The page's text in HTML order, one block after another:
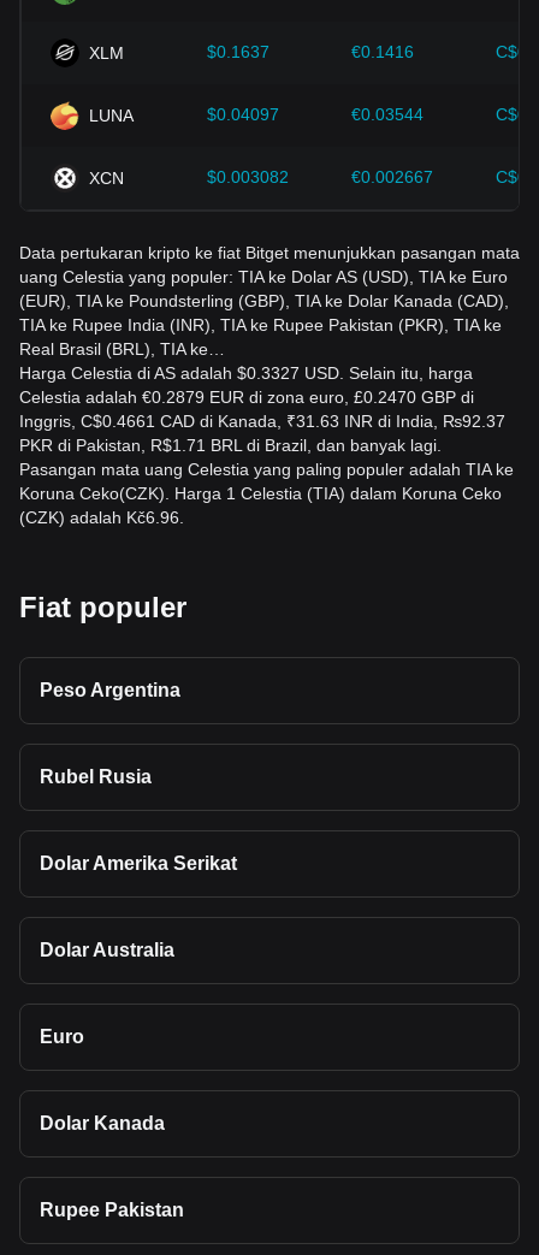
XLM $0.1637 €0.1416
LUNA $0.04097 €0.03544
XCN $0.003082 €0.002667
Data pertukaran kripto ke fiat Bitget menunjukkan pasangan mata
uang Celestia yang populer: TIA ke Dolar AS (USD), TIA ke Euro
(EUR), TIA ke Poundsterling (GBP), TIA ke Dolar Kanada (CAD),
TIA ke Rupee India (INR), TIA ke Rupee Pakistan (PKR), TIA ke
Real Brasil (BRL), TIA ke…
Harga Celestia di AS adalah $0.3327 USD. Selain itu, harga
Celestia adalah €0.2879 EUR di zona euro, £0.2470 GBP di
Inggris, C$0.4661 CAD di Kanada, ₹31.63 INR di India, ₨92.37
PKR di Pakistan, R$1.71 BRL di Brazil, dan banyak lagi.
Pasangan mata uang Celestia yang paling populer adalah TIA ke
Koruna Ceko(CZK). Harga 1 Celestia (TIA) dalam Koruna Ceko
(CZK) adalah Kč6.96.
Fiat populer
Peso Argentina
Rubel Rusia
Dolar Amerika Serikat
Dolar Australia
Euro
Dolar Kanada
Rupee Pakistan